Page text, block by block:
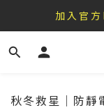
盛夏祭典：全館滿
加 入 官
盛夏祭典：全館
秋冬救星｜防靜